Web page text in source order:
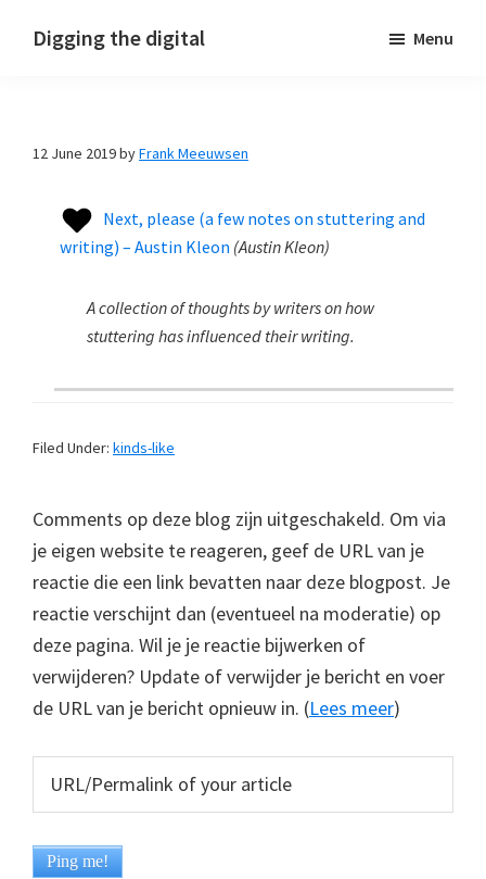
Digging the digital Menu
12 June 2019byFrank Meeuwsen
Next, please (a few notes on stuttering and
writing) – Austin Kleon (Austin Kleon)
A collection of thoughts by writers on how
stuttering has influenced their writing.
Filed Under: kinds-like
Comments op deze blog zijn uitgeschakeld. Om via
je eigen website te reageren, geef de URL van je
reactie die een link bevatten naar deze blogpost. Je
reactie verschijnt dan (eventueel na moderatie) op
deze pagina. Wil je je reactie bijwerken of
verwijderen? Update of verwijder je bericht en voer
de URL van je bericht opnieuw in. (Lees meer)